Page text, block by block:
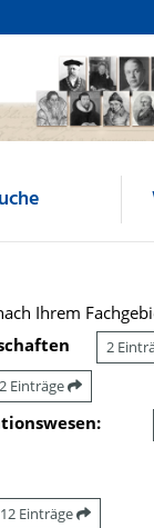
Ihrem
2
2 Einträge
12 Einträge